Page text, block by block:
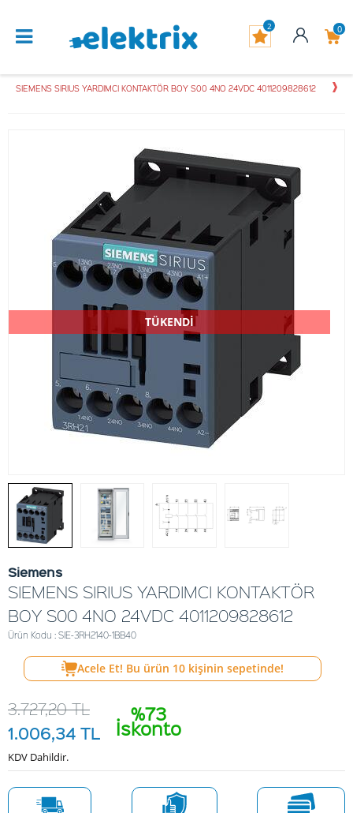
0
2
SIEMENS SIRIUS YARDIMCI KONTAKTÖR BOY S00 4NO 24VDC 4011209828612
TÜKENDİ
Siemens
SIEMENS SIRIUS YARDIMCI KONTAKTÖR
BOY S00 4NO 24VDC 4011209828612
Ürün Kodu : SIE-3RH2140-1BB40
Acele Et! Bu ürün 10 kişinin sepetinde!
%73
İskonto
3.727,20TL
1.006,34 TL
KDV Dahildir.